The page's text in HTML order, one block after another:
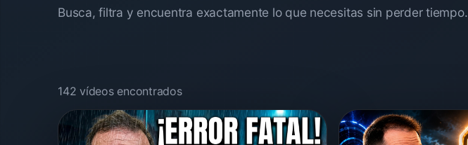
Busca, filtra y encuentra exactamente lo que necesitas sin perder tiempo.
142 vídeos encontrados